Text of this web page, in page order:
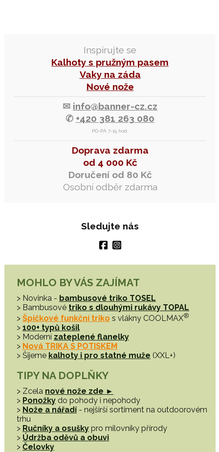
Inspirujte se
Kalhoty s pružným pasem
Vaky na záda
Nové nože
✉ info@banner-cz.cz
✆ +420 381 263 080
PO-PÁ 7-15 hod.
Doprava zdarma
od 4 000 Kč
Doručení od 80 Kč
Osobní odběr zdarma
Sledujte nás
MOHLO BY VÁS ZAJÍMAT
> Novinka - bambusové triko TOSEL
> Bambusové triko s dlouhými rukávy TOPAL
> Špičkové funkční triko s vlákny COOLMAX®
> 100+ typů košil
> Moderní zateplené flanelky
> Nová TRIKA S POTISKEM
> Šijeme kalhoty i pro statné muže (XXL+)
TIPY NA DOPLŇKY
> Zcela nové nože zde ►
> Ponožkydo pohody i nepohody
> Nože a nářadí- nejširší sortiment na outdoorovém
trhu
> Ručníky a osušky pro milovníky přírody
> Údržba oděvů a obuvi
> Čelovky